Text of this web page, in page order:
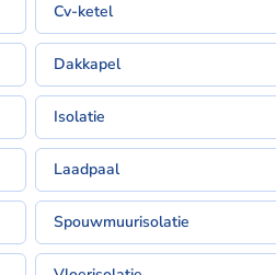
Cv-ketel
Dakkapel
Isolatie
Laadpaal
Spouwmuurisolatie